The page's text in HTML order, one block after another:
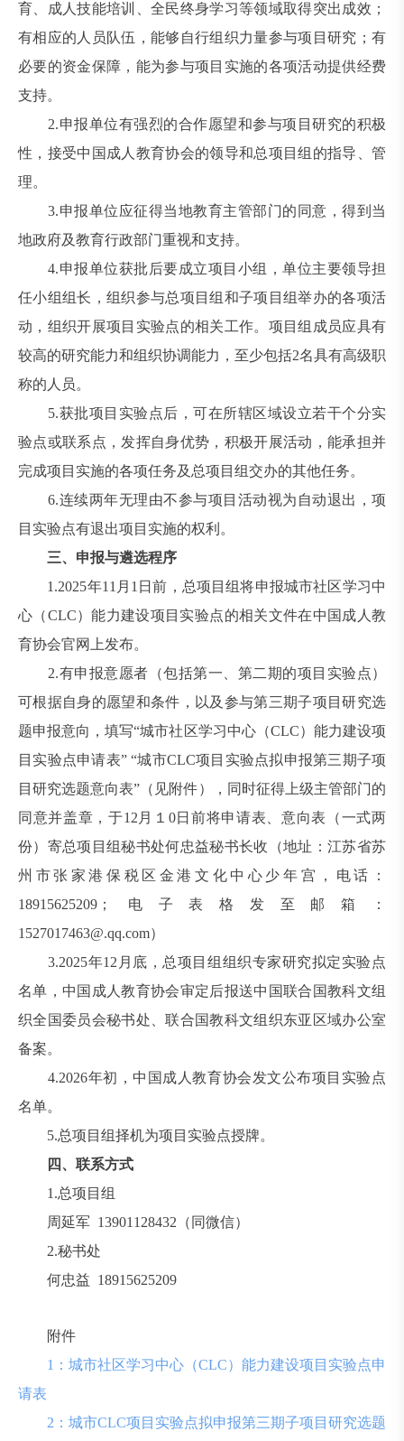
育、成人技能培训、全民终身学习等领域取得突出成效；
有相应的人员队伍，能够自行组织力量参与项目研究；有
必要的资金保障，能为参与项目实施的各项活动提供经费
支持。
2.申报单位有强烈的合作愿望和参与项目研究的积极
性，接受中国成人教育协会的领导和总项目组的指导、管
理。
3.申报单位应征得当地教育主管部门的同意，得到当
地政府及教育行政部门重视和支持。
4.申报单位获批后要成立项目小组，单位主要领导担
任小组组长，组织参与总项目组和子项目组举办的各项活
动，组织开展项目实验点的相关工作。项目组成员应具有
较高的研究能力和组织协调能力，至少包括2名具有高级职
称的人员。
5.获批项目实验点后，可在所辖区域设立若干个分实
验点或联系点，发挥自身优势，积极开展活动，能承担并
完成项目实施的各项任务及总项目组交办的其他任务。
6.连续两年无理由不参与项目活动视为自动退出，项
目实验点有退出项目实施的权利。
三、申报与遴选程序
1.2025年11月1日前，总项目组将申报城市社区学习中
心（CLC）能力建设项目实验点的相关文件在中国成人教
育协会官网上发布。
2.有申报意愿者（包括第一、第二期的项目实验点）
可根据自身的愿望和条件，以及参与第三期子项目研究选
题申报意向，填写“城市社区学习中心（CLC）能力建设项
目实验点申请表” “城市CLC项目实验点拟申报第三期子项
目研究选题意向表”（见附件），同时征得上级主管部门的
同意并盖章，于12月１0日前将申请表、意向表（一式两
份）寄总项目组秘书处何忠益秘书长收（地址：江苏省苏
州市张家港保税区金港文化中心少年宫，电话：
18915625209；电子表格发至邮箱：
1527017463@.qq.com）
3.2025年12月底，总项目组组织专家研究拟定实验点
名单，中国成人教育协会审定后报送中国联合国教科文组
织全国委员会秘书处、联合国教科文组织东亚区域办公室
备案。
4.2026年初，中国成人教育协会发文公布项目实验点
名单。
5.总项目组择机为项目实验点授牌。
四、联系方式
1.总项目组
周延军 13901128432（同微信）
2.秘书处
何忠益 18915625209
附件
1：城市社区学习中心（CLC）能力建设项目实验点申
请表
2：城市CLC项目实验点拟申报第三期子项目研究选题